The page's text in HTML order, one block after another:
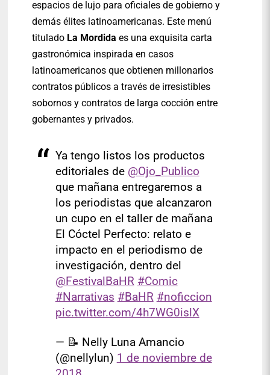
espacios de lujo para oficiales de gobierno y
demás élites latinoamericanas. Este menú
titulado La Mordida es una exquisita carta
gastronómica inspirada en casos
latinoamericanos que obtienen millonarios
contratos públicos a través de irresistibles
sobornos y contratos de larga cocción entre
gobernantes y privados.
Ya tengo listos los productos
editoriales de @Ojo_Publico
que mañana entregaremos a
los periodistas que alcanzaron
un cupo en el taller de mañana
El Cóctel Perfecto: relato e
impacto en el periodismo de
investigación, dentro del
@FestivalBaHR #Comic
#Narrativas #BaHR #noficcion
pic.twitter.com/4h7WG0islX
— 📝 Nelly Luna Amancio
(@nellylun) 1 de noviembre de